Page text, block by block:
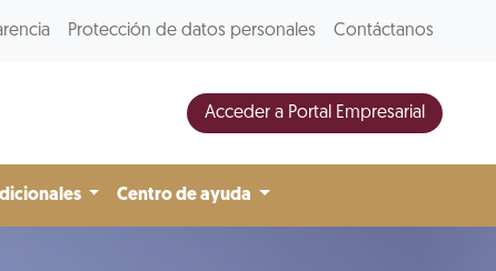
Protección de datos personales Contáctanos
Acceder a Portal Empresarial
Centro de ayuda